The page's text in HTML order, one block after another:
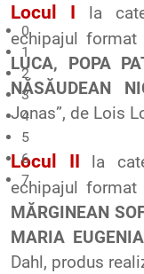
0
1
2
3
4
5
6
7
Locul I la
echipajul
LUCA, POPA
NĂSĂUDEAN
Jonas”, de Lois
Locul II la
echipajul format
MĂRGINEAN
MARIA EUGENIA
Dahl , produs